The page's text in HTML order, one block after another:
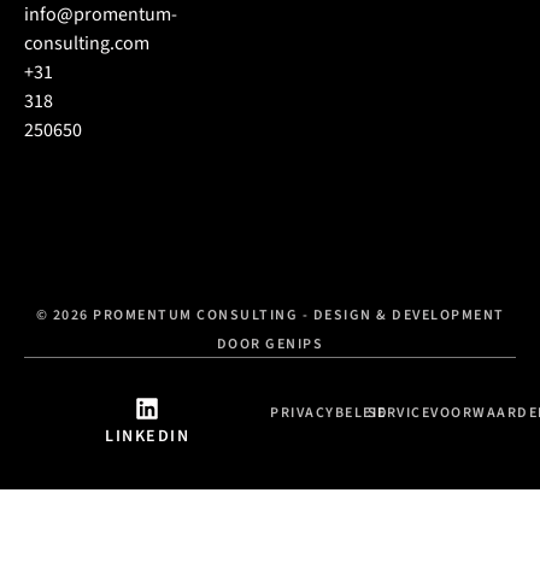
info@promentum-
consulting.com
+31
318
250650
© 2026 PROMENTUM CONSULTING - DESIGN & DEVELOPMENT
DOOR GENIPS
LINKEDIN
PRIVACYBELEID